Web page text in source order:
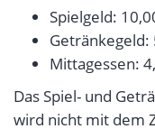
Spielgeld:
Getränkegeld:
Mittagessen:
Das Spiel- und
wird nicht mit dem